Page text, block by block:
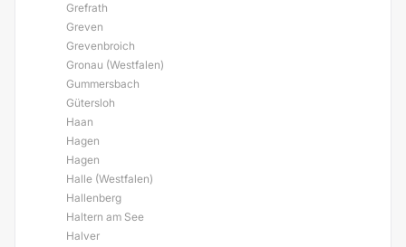
Grefrath
Greven
Grevenbroich
Gronau (Westfalen)
Gummersbach
Gütersloh
Haan
Hagen
Hagen
Halle (Westfalen)
Hallenberg
Haltern am See
Halver